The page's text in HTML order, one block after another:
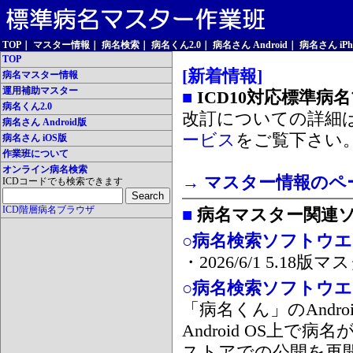
TOP マスター情報 病名検索 病名くん2.0 病名さん Android
病名さん
TOP
病名マスター情報
運用補助マスター
病名くん2.0
病名さん Android版
病名さん iOS版
作業班について
オンライン病名検索
ICDコードでも検索できます
ICD階層病名ブラウザ
[新着情報]
■ ICD10対応標準病
改訂についての詳細
ービス をご覧下さい
→ マスター情報のペ
■ 病名マスター関連
○病名検索ソフトウ
・2026/6/1 5.18版マ
○病名検索ソフトウ
「病名くん」の
Android OS上で病名